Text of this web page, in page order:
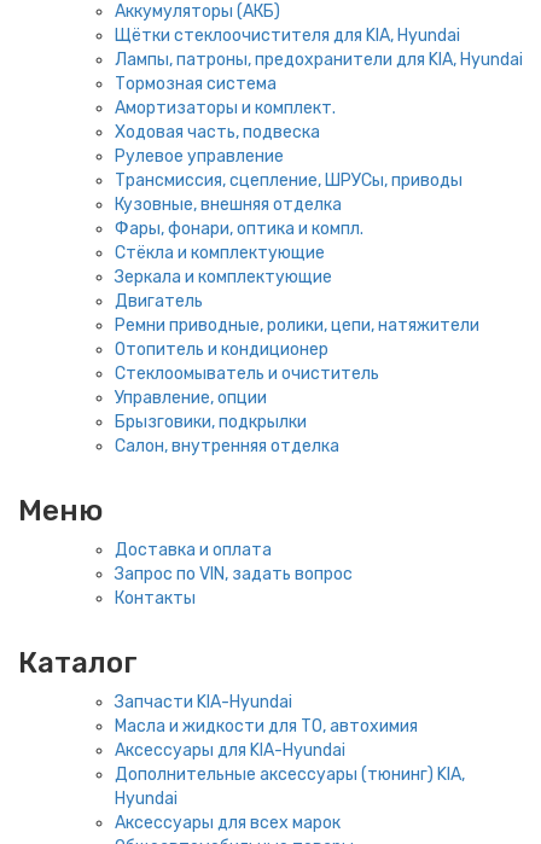
Аккумуляторы (АКБ)
Щётки стеклоочистителя для KIA, Hyundai
Лампы, патроны, предохранители для KIA, Hyundai
Тормозная система
Амортизаторы и комплект.
Ходовая часть, подвеска
Рулевое управление
Трансмиссия, сцепление, ШРУСы, приводы
Кузовные, внешняя отделка
Фары, фонари, оптика и компл.
Стёкла и комплектующие
Зеркала и комплектующие
Двигатель
Ремни приводные, ролики, цепи, натяжители
Отопитель и кондиционер
Стеклоомыватель и очиститель
Управление, опции
Брызговики, подкрылки
Салон, внутренняя отделка
Меню
Доставка и оплата
Запрос по VIN, задать вопрос
Контакты
Каталог
Запчасти KIA-Hyundai
Масла и жидкости для ТО, автохимия
Аксессуары для KIA-Hyundai
Дополнительные аксессуары (тюнинг) KIA,
Hyundai
Аксессуары для всех марок